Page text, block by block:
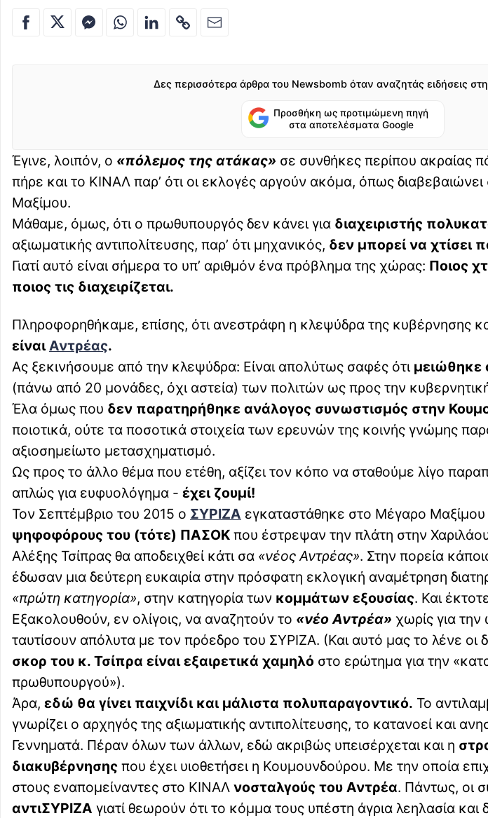
Δες περισσότερα άρθρα του Newsbomb όταν αναζητάς ειδήσεις
Προσθήκη ως προτιμώμενη πηγή
στα αποτελέσματα Google
Έγινε, λοιπόν, ο «πόλεμος της ατάκας» σε συνθήκες περίπου ακραίας
πήρε και το ΚΙΝΑΛ παρ’ ότι οι εκλογές αργούν ακόμα, όπως
Μαξίμου.
Μάθαμε, όμως, ότι ο πρωθυπουργός δεν κάνει για διαχειριστής
αξιωματικής αντιπολίτευσης, παρ’ ότι μηχανικός, δεν μπορεί να χτίσει
Γιατί αυτό είναι σήμερα το υπ’ αριθμόν ένα πρόβλημα της χώρας: Ποιος
ποιος τις διαχειρίζεται.
Πληροφορηθήκαμε, επίσης, ότι ανεστράφη η κλεψύδρα της κυβέρνησης
είναι Αντρέας.
Ας ξεκινήσουμε από την κλεψύδρα: Είναι απολύτως σαφές ότι μειώθηκε
(πάνω από 20 μονάδες, όχι αστεία) των πολιτών ως προς την κυβερνητική
Έλα όμως που δεν παρατηρήθηκε ανάλογος συνωστισμός στην
ποιοτικά, ούτε τα ποσοτικά στοιχεία των ερευνών της κοινής γνώμης
αξιοσημείωτο μετασχηματισμό.
Ως προς το άλλο θέμα που ετέθη, αξίζει τον κόπο να σταθούμε λίγο
απλώς για ευφυολόγημα - έχει ζουμί!
Τον Σεπτέμβριο του 2015 ο ΣΥΡΙΖΑ εγκαταστάθηκε στο Μέγαρο Μαξίμου
ψηφοφόρους του (τότε) ΠΑΣΟΚ που έστρεψαν την πλάτη στην
Αλέξης Τσίπρας θα αποδειχθεί κάτι σα «νέος Αντρέας». Στην πορεία
έδωσαν μια δεύτερη ευκαιρία στην πρόσφατη εκλογική αναμέτρηση
«πρώτη κατηγορία», στην κατηγορία των κομμάτων εξουσίας. Και
Εξακολουθούν, εν ολίγοις, να αναζητούν το «νέο Αντρέα» χωρίς για
ταυτίσουν απόλυτα με τον πρόεδρο του ΣΥΡΙΖΑ. (Και αυτό μας το λένε οι
σκορ του κ. Τσίπρα είναι εξαιρετικά χαμηλό στο ερώτημα για την
πρωθυπουργού»).
Άρα, εδώ θα γίνει παιχνίδι και μάλιστα πολυπαραγοντικό. Το
γνωρίζει ο αρχηγός της αξιωματικής αντιπολίτευσης, το κατανοεί και
Γεννηματά. Πέραν όλων των άλλων, εδώ ακριβώς υπεισέρχεται και η
διακυβέρνησης που έχει υιοθετήσει η Κουμουνδούρου. Με την οποία
στους εναπομείναντες στο ΚΙΝΑΛ νοσταλγούς του Αντρέα. Πάντως, οι
αντιΣΥΡΙΖΑ γιατί θεωρούν ότι το κόμμα τους υπέστη άγρια λεηλασία